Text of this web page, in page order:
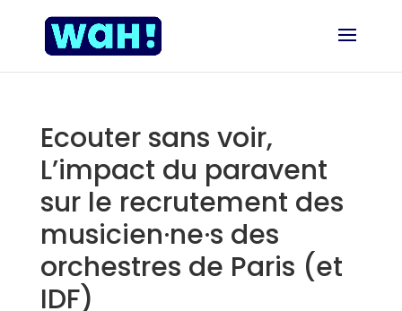
Ecouter sans voir,
L’impact du paravent
sur le recrutement des
musicien·ne·s des
orchestres de Paris (et
IDF)